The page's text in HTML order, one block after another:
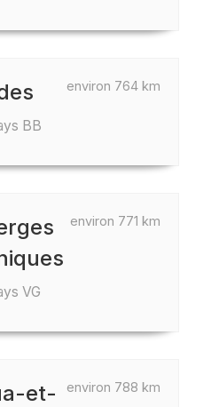
environ 764 km
BB
environ 771 km
VG
environ 788 km
et-